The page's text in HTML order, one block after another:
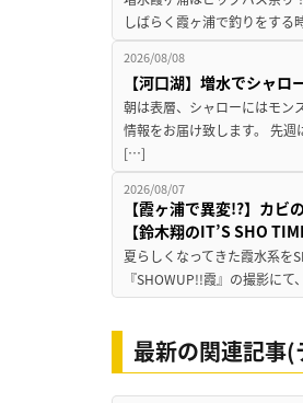
しばらく霞ヶ浦で釣りをす
2026/08/08
【河口湖】増水でシャ
朝は表層、シャローにはモン
情報をお届け致します。 先
[…]
2026/08/07
【霞ヶ浦で異変!?】カ
【鈴木翔のIT’S SHO
夏らしくなってきた霞水系
『SHOWUP!!霞』の撮影に
最新の関連記事